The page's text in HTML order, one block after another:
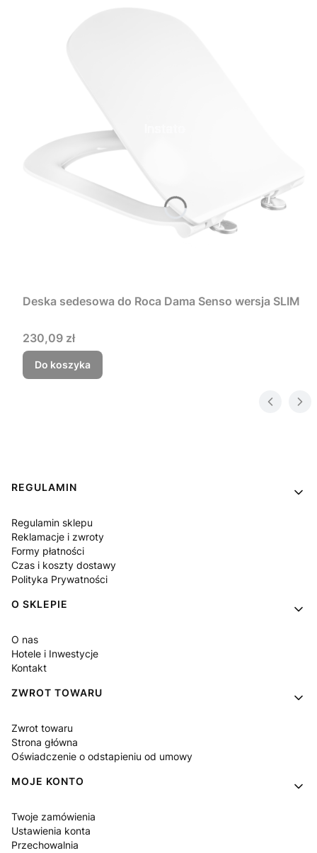
Deska sedesowa do Roca Dama Senso wersja SLIM
Cena
230,09 zł
Do koszyka
Linki w stopce
REGULAMIN
Regulamin sklepu
Reklamacje i zwroty
Formy płatności
Czas i koszty dostawy
Polityka Prywatności
O SKLEPIE
O nas
Hotele i Inwestycje
Kontakt
ZWROT TOWARU
Zwrot towaru
Strona główna
Oświadczenie o odstapieniu od umowy
MOJE KONTO
Twoje zamówienia
Ustawienia konta
Przechowalnia